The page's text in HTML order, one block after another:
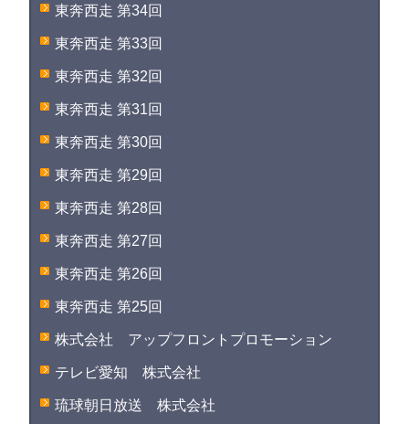
東奔西走 第34回
東奔西走 第33回
東奔西走 第32回
東奔西走 第31回
東奔西走 第30回
東奔西走 第29回
東奔西走 第28回
東奔西走 第27回
東奔西走 第26回
東奔西走 第25回
株式会社 アップフロントプロモーション
テレビ愛知 株式会社
琉球朝日放送 株式会社